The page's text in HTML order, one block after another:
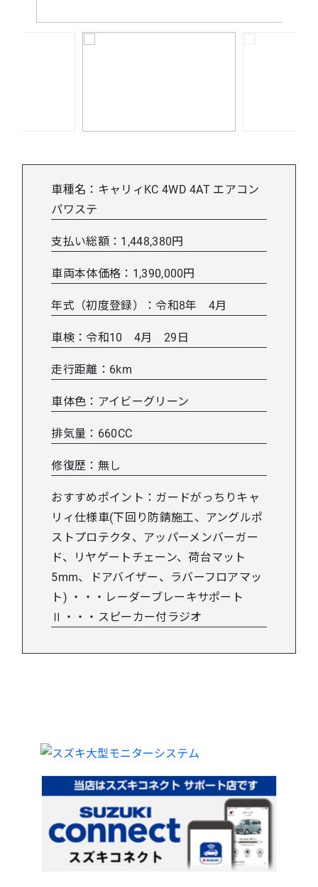
車種名：キャリィKC 4WD 4AT エアコン
パワステ
支払い総額：1,448,380円
車両本体価格：1,390,000円
年式（初度登録）：令和8年 4月
車検：令和10 4月 29日
走行距離：6km
車体色：アイビーグリーン
排気量：660CC
修復歴：無し
おすすめポイント：ガードがっちりキャ
リィ仕様車(下回り防錆施工、アングルポ
ストプロテクタ、アッパーメンバーガー
ド、リヤゲートチェーン、荷台マット
5mm、ドアバイザー、ラバーフロアマッ
ト) ・・・レーダーブレーキサポート
Ⅱ・・・スピーカー付ラジオ